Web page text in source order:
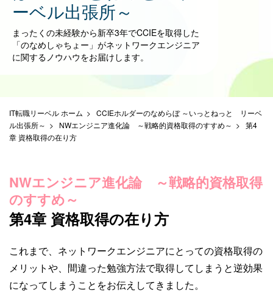
ーベル出張所～
まったくの未経験から新卒3年でCCIEを取得した
「のなめしゃちょー」がネットワークエンジニア
に関するノウハウをお届けします。
IT転職リーベル ホーム
CCIEホルダーのなめらぼ ～いっとねっと リーベ
ル出張所～
NWエンジニア進化論 ～戦略的資格取得のすすめ～
第4
章 資格取得の在り方
NWエンジニア進化論 ～戦略的資格取得
のすすめ～
第4章 資格取得の在り方
これまで、ネットワークエンジニアにとっての資格取得の
メリットや、間違った勉強方法で取得してしまうと逆効果
になってしまうことをお伝えしてきました。